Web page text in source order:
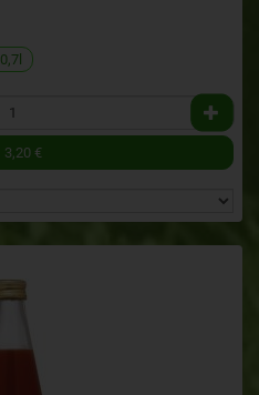
0,7l
3,20 €